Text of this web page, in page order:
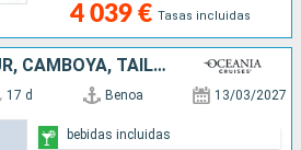
4 039 € Tasas incluidas
INDONESIA, SINGAPUR, CAMBOYA, TAILANDIA, VIETNAM, CHINA
17 d Benoa 13/03/2027
bebidas incluidas